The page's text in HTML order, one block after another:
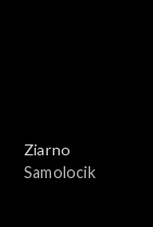
Ziarno
Samolocik